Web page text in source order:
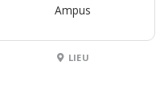
Ampus
LIEU